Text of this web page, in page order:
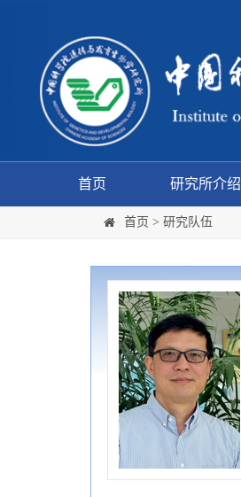
首页 研究所介绍
首页 > 研究队伍